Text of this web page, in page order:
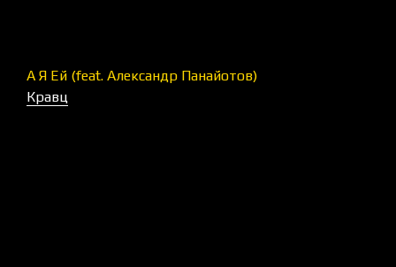
А Я Ей (feat. Александр Панайотов)
Кравц